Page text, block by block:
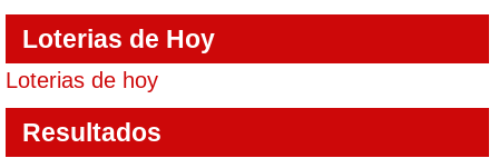
Loterias de Hoy
Loterias de hoy
Resultados